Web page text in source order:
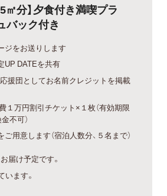
㎡分】夕食付き満喫プラ
バック付き
ジをお送りします
UP DATEを共有
援団としてお名前クレジットを掲載
１万円割引チケット×１枚（有効期限
不可）
用意します（宿泊人数分、５名まで）
届け予定です。
います。